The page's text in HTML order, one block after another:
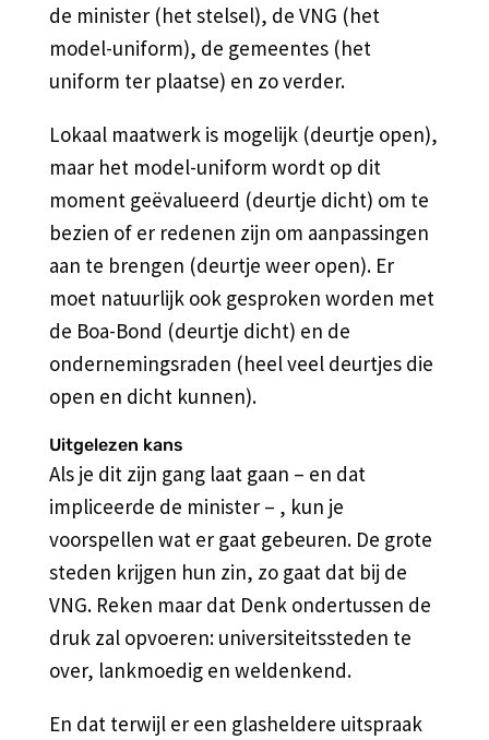
de minister (het stelsel), de VNG (het
model-uniform), de gemeentes (het
uniform ter plaatse) en zo verder.
Lokaal maatwerk is mogelijk (deurtje open),
maar het model-uniform wordt op dit
moment geëvalueerd (deurtje dicht) om te
bezien of er redenen zijn om aanpassingen
aan te brengen (deurtje weer open). Er
moet natuurlijk ook gesproken worden met
de Boa-Bond (deurtje dicht) en de
ondernemingsraden (heel veel deurtjes die
open en dicht kunnen).
Uitgelezen kans
Als je dit zijn gang laat gaan – en dat
impliceerde de minister – , kun je
voorspellen wat er gaat gebeuren. De grote
steden krijgen hun zin, zo gaat dat bij de
VNG. Reken maar dat Denk ondertussen de
druk zal opvoeren: universiteitssteden te
over, lankmoedig en weldenkend.
En dat terwijl er een glasheldere uitspraak